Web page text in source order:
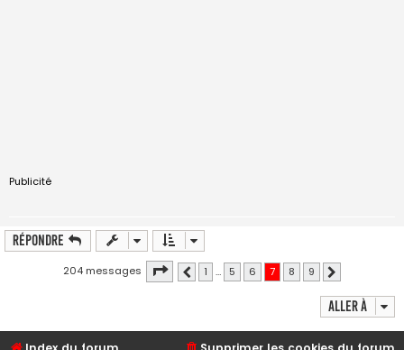
Publicité
Répondre
204 messages Page sur 9
Précédente
1 … 5 6 7 8 9
Aller à